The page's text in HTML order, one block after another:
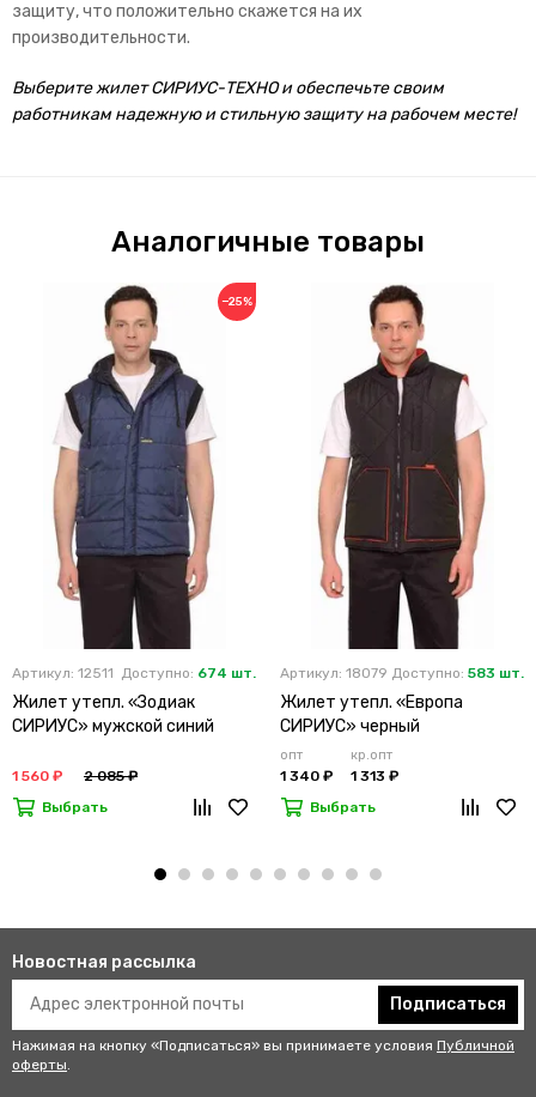
защиту, что положительно скажется на их
производительности.
Выберите жилет СИРИУС-ТЕХНО и обеспечьте своим
работникам надежную и стильную защиту на рабочем месте!
Аналогичные товары
−25%
Артикул: 12511 Доступно: 674 шт.
Жилет утепл. «Зодиак
СИРИУС» мужской синий
1 560 ₽
2 085 ₽
Выбрать
Артикул: 18079 Доступно: 583 шт.
Жилет утепл. «Европа
СИРИУС» черный
опт
1 340 ₽
кр.опт
1 313 ₽
Выбрать
Новостная рассылка
Подписаться
Нажимая на кнопку «Подписаться» вы принимаете условия Публичной
оферты.